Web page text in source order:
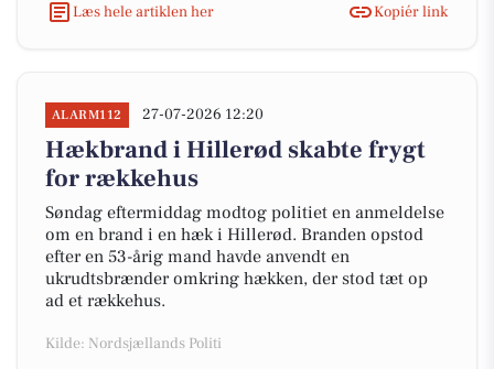
Læs hele artiklen her
Kopiér link
ALARM112 27-07-2026 12:20
Hækbrand i Hillerød skabte frygt
for rækkehus
Søndag eftermiddag modtog politiet en anmeldelse
om en brand i en hæk i Hillerød. Branden opstod
efter en 53-årig mand havde anvendt en
ukrudtsbrænder omkring hækken, der stod tæt op
ad et rækkehus.
Kilde: Nordsjællands Politi